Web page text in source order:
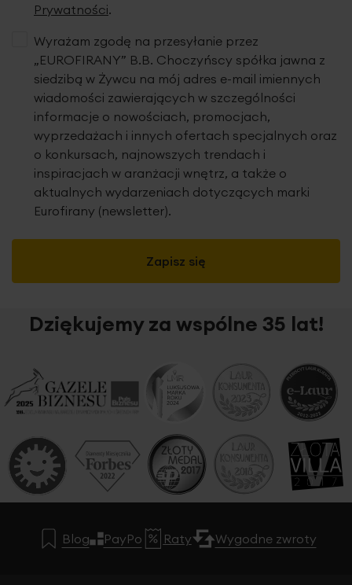
Prywatności.
Zapisz się
Wyrażam zgodę na przesyłanie przez
„EUROFIRANY” B.B. Choczyńscy spółka jawna z
siedzibą w Żywcu na mój adres e-mail imiennych
wiadomości zawierających w szczególności
informacje o nowościach, promocjach,
wyprzedażach i innych ofertach specjalnych oraz
o konkursach, najnowszych trendach i
inspiracjach w aranżacji wnętrz, a także o
aktualnych wydarzeniach dotyczących marki
Eurofirany (newsletter).
Dziękujemy za wspólne 35 lat!
Blog PayPo Raty Wygodne zwroty